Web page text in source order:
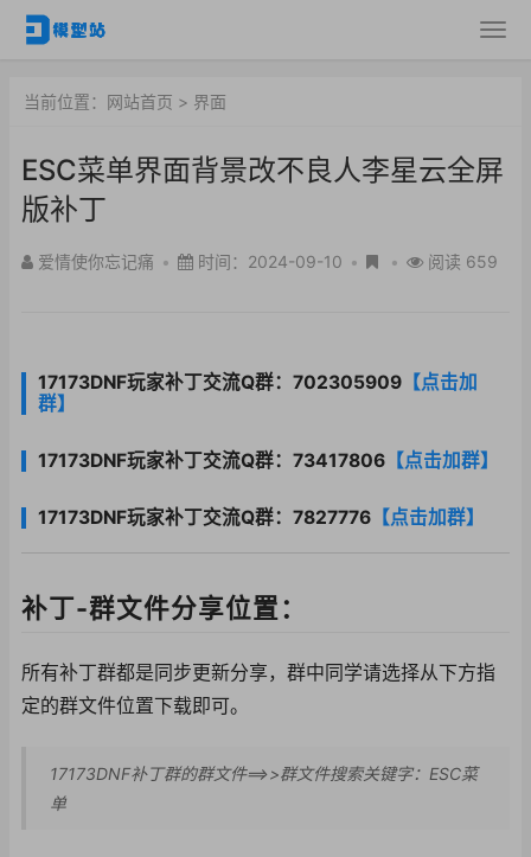
当前位置： 网站首页 > 界面
ESC菜单界面背景改不良人李星云全屏
版补丁
爱情使你忘记痛 • 时间：2024-09-10 • • 阅读 659
17173DNF玩家补丁交流Q群：702305909 【点击加
群】
17173DNF玩家补丁交流Q群：73417806 【点击加群】
17173DNF玩家补丁交流Q群：7827776 【点击加群】
补丁-群文件分享位置：
所有补丁群都是同步更新分享，群中同学请选择从下方指
定的群文件位置下载即可。
17173DNF补丁群的群文件==>>群文件搜索关键字：ESC菜
单